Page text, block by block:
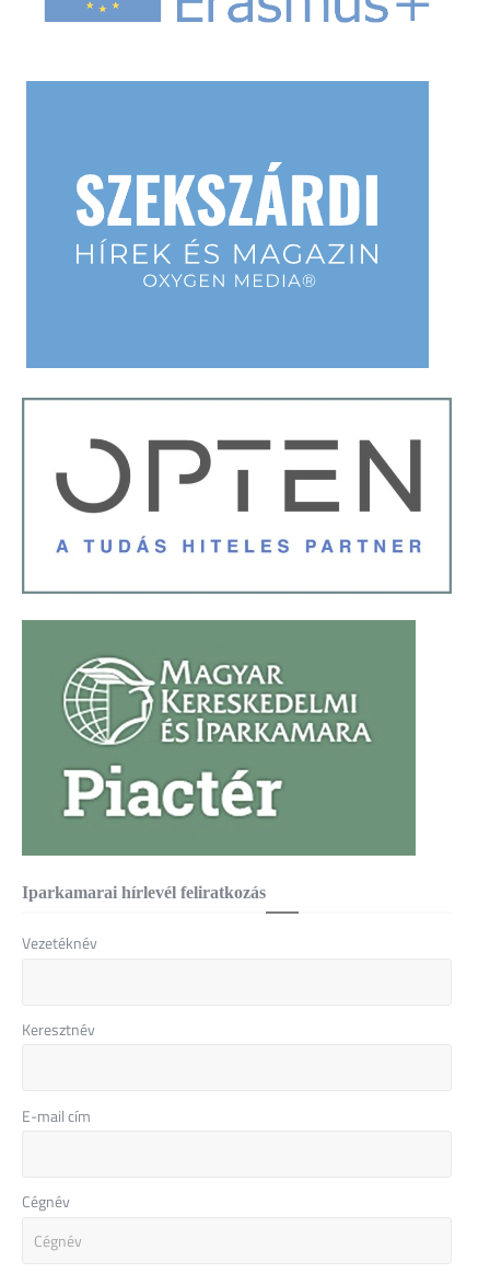
Iparkamarai hírlevél feliratkozás
Vezetéknév
Keresztnév
E-mail cím
Cégnév